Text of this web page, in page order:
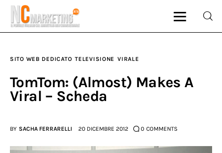
Rubriche
Glossario
SITO WEB DEDICATO TELEVISIONE VIRALE
TomTom: (Almost) Makes A
Viral – Scheda
BY SACHA FERRARELLI 20 DICEMBRE 2012 0 COMMENTS